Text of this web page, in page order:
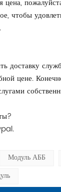
цена,
чтобы
доставку
цене.
Модуль АББ